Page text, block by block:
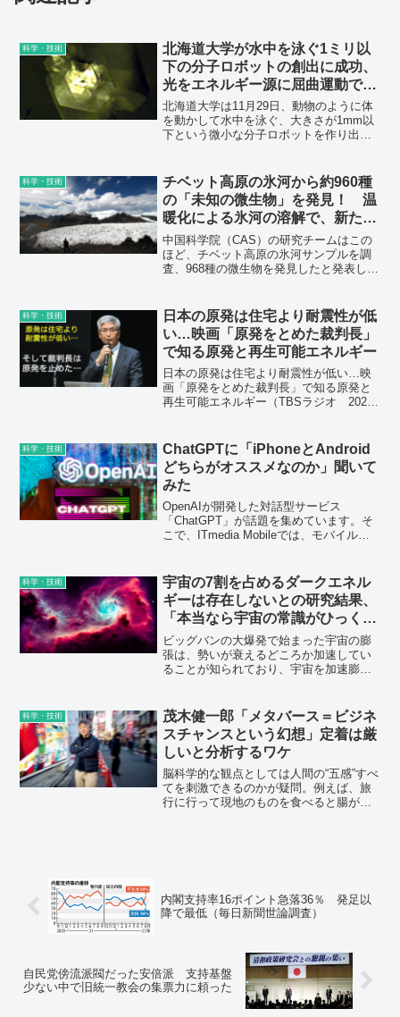
科学・技術
北海道大学が水中を泳ぐ1ミリ以
下の分子ロボットの創出に成功、
光をエネルギー源に屈曲運動で自
立遊泳
北海道大学は11月29日、動物のように体
を動かして水中を泳ぐ、大きさが1mm以
下という微小な分子ロボットを作り出す
つの大きな課題を克服した、世界初の研
究成果とのこと。
科学・技術
チベット高原の氷河から約960種
の「未知の微生物」を発見！ 温
暖化による氷河の溶解で、新たな
パンデミックが発生するかもしれ
ない
中国科学院（CAS）の研究チームはこの
ほど、チベット高原の氷河サンプルを調
査、968種の微生物を発見したと発表しま
ムは、温暖化による氷河の溶解で、未知
なる細菌やウイルスが解き放たれること
で、新たなパンデミックが発生するかも
しれない、と懸念しています。
科学・技術
日本の原発は住宅より耐震性が低
い…映画「原発をとめた裁判長」
で知る原発と再生可能エネルギー
日本の原発は住宅より耐震性が低い…映
画「原発をとめた裁判長」で知る原発と
再生可能エネルギー（TBSラジオ 2022
最終回特別対談！ 私たちが「原発を止
める...
科学・技術
ChatGPTに「iPhoneとAndroid
どちらがオススメなのか」聞いて
みた
OpenAIが開発した対話型サービス
「ChatGPT」が話題を集めています。そ
こで、ITmedia Mobileでは、モバイルに
とは限らず、誤った情報を返すこともあ
りますが、新たな気付きを与えてくれる
かもしれません。
科学・技術
宇宙の7割を占めるダークエネル
ギーは存在しないとの研究結果、
「本当なら宇宙の常識がひっくり
かえる」と専門家
ビッグバンの大爆発で始まった宇宙の膨
張は、勢いが衰えるどころか加速してい
ることが知られており、宇宙を加速膨張
クエネルギーは、実際には存在しないと
する説を裏付ける研究結果が発表されま
した。
科学・技術
茂木健一郎「メタバース＝ビジネ
スチャンスという幻想」定着は厳
しいと分析するワケ
脳科学的な観点としては人間の“五感”すべ
てを刺激できるのかが疑問。例えば、旅
行に行って現地のものを食べると腸が吸
内閣支持率16ポイント急落36％ 発足以
降で最低（毎日新聞世論調査）
自民党傍流派閥だった安倍派 支持基盤
少ない中で旧統一教会の集票力に頼った